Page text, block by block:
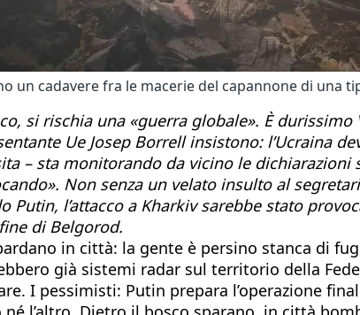
un cadavere fra le macerie del capannone di una
si rischia una «guerra globale». È
Ue Josep Borrell insistono: l’Ucraina
– sta monitorando da vicino le
Non senza un velato insulto al
Putin, l’attacco a Kharkiv sarebbe stato
di Belgorod.
in città: la gente è persino stanca di
già sistemi radar sul territorio della
I pessimisti: Putin prepara l’operazione